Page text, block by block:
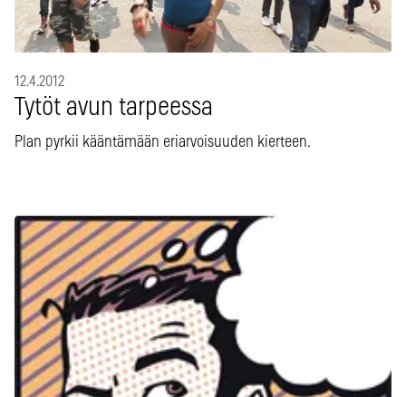
12.4.2012
Tytöt avun tarpeessa
Plan pyrkii kääntämään eriarvoisuuden kierteen.